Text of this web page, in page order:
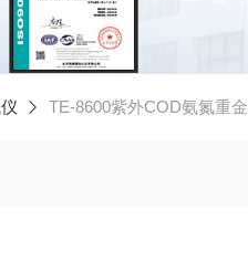
TE-8600紫外COD氨氮重